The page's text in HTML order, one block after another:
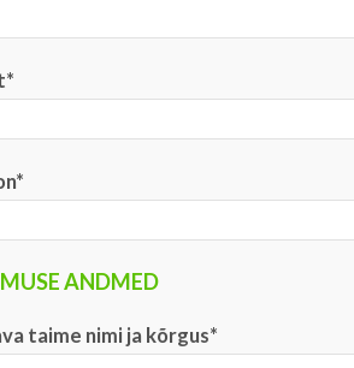
ANDMED
taime nimi ja kõrgus*